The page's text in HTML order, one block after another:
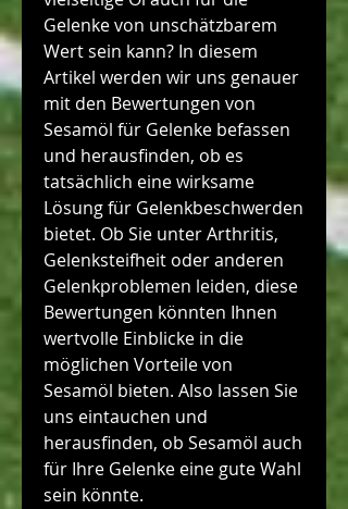
Gelenke von unschätzbarem
Wert sein kann? In diesem
Artikel werden wir uns genauer
mit den Bewertungen von
Sesamöl für Gelenke befassen
und herausfinden, ob es
tatsächlich eine wirksame
Lösung für Gelenkbeschwerden
bietet. Ob Sie unter Arthritis,
Gelenksteifheit oder anderen
Gelenkproblemen leiden, diese
Bewertungen könnten Ihnen
wertvolle Einblicke in die
möglichen Vorteile von
Sesamöl bieten. Also lassen Sie
uns eintauchen und
herausfinden, ob Sesamöl auch
für Ihre Gelenke eine gute Wahl
sein könnte.